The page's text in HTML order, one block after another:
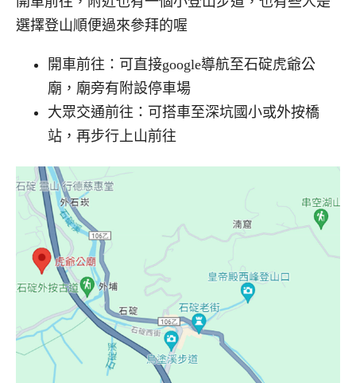
選擇登山順便過來參拜的喔
開車前往：可直接google導航至石碇虎爺公
廟，廟旁有附設停車場
大眾交通前往：可搭車至深坑國小或外按橋
站，再步行上山前往